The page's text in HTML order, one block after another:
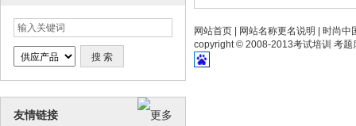
友情链接
网站首页 网站名称更名说明
时尚中
copyright © 2008-2013考试培训 考题